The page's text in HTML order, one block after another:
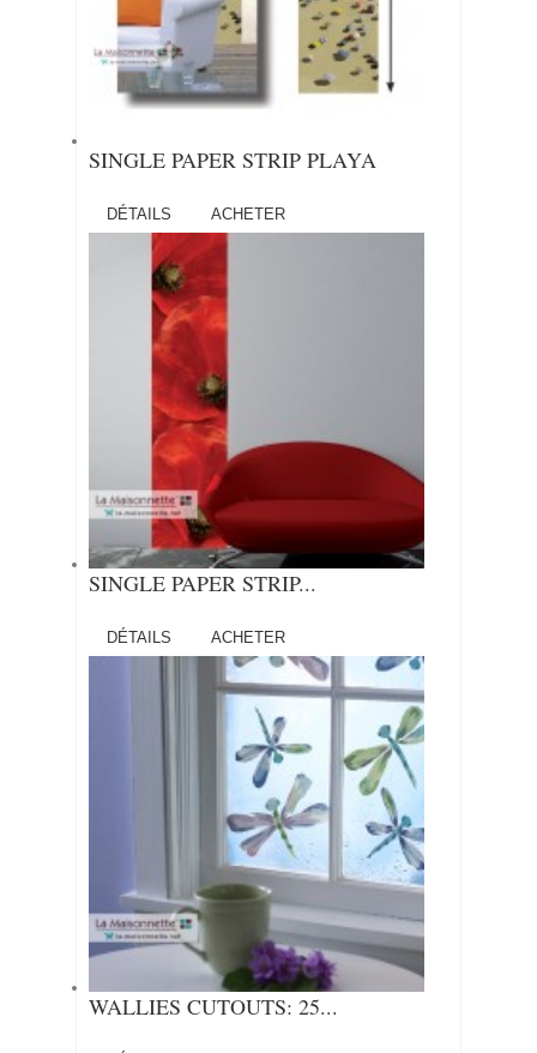
SINGLE PAPER STRIP PLAYA
DÉTAILS ACHETER
SINGLE PAPER STRIP...
DÉTAILS ACHETER
WALLIES CUTOUTS: 25...